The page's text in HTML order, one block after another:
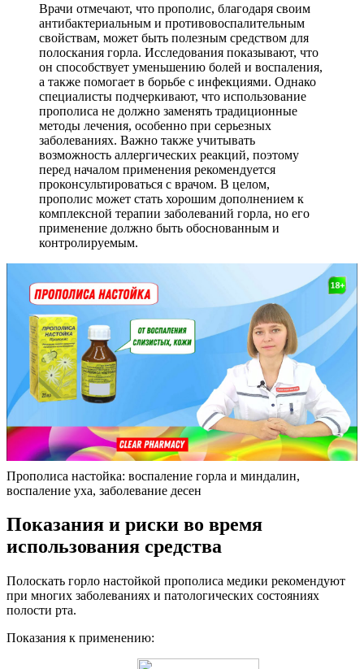
Врачи отмечают, что прополис, благодаря своим
антибактериальным и противовоспалительным
свойствам, может быть полезным средством для
полоскания горла. Исследования показывают, что
он способствует уменьшению болей и воспаления,
а также помогает в борьбе с инфекциями. Однако
специалисты подчеркивают, что использование
прополиса не должно заменять традиционные
методы лечения, особенно при серьезных
заболеваниях. Важно также учитывать
возможность аллергических реакций, поэтому
перед началом применения рекомендуется
проконсультироваться с врачом. В целом,
прополис может стать хорошим дополнением к
комплексной терапии заболеваний горла, но его
применение должно быть обоснованным и
контролируемым.
Прополиса настойка: воспаление горла и миндалин,
воспаление уха, заболевание десен
Показания и риски во время
использования средства
Полоскать горло настойкой прополиса медики рекомендуют
при многих заболеваниях и патологических состояниях
полости рта.
Показания к применению: